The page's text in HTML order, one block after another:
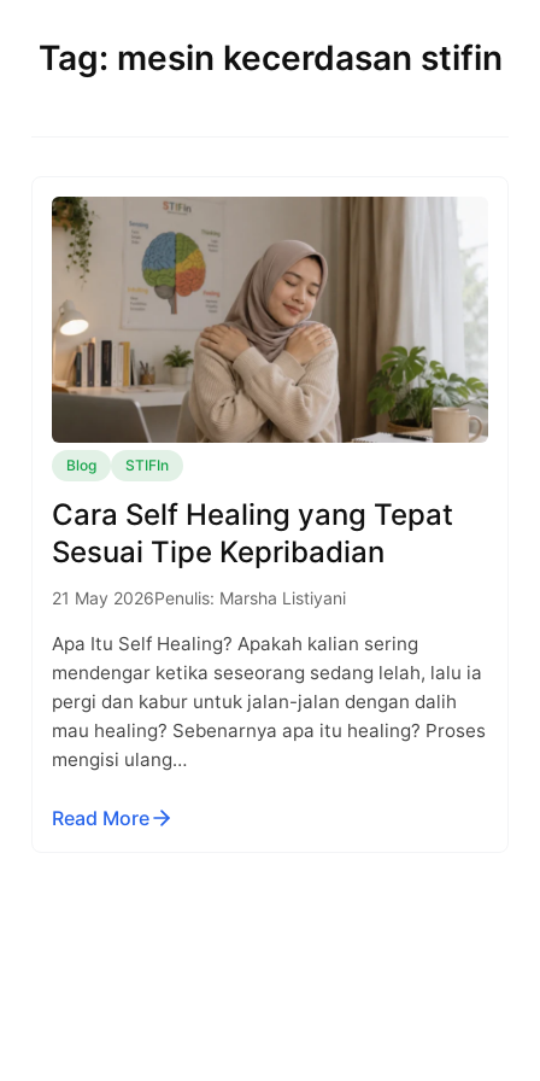
contentTag: mesin kecerdasan stifin
Blog STIFIn
Cara Self Healing yang Tepat
Sesuai Tipe Kepribadian
21 May 2026Penulis: Marsha Listiyani
Apa Itu Self Healing? Apakah kalian sering
mendengar ketika seseorang sedang lelah, lalu ia
pergi dan kabur untuk jalan-jalan dengan dalih
mau healing? Sebenarnya apa itu healing? Proses
mengisi ulang…
Read More